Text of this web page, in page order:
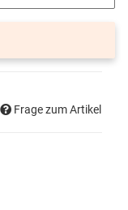
Frage zum Artikel